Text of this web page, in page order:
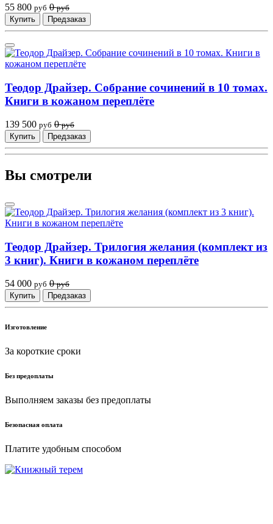
55 800 руб 0 руб
Купить
Предзаказ
Теодор Драйзер. Собрание сочинений в 10 томах.
Книги в кожаном переплёте
139 500 руб 0 руб
Купить
Предзаказ
Вы смотрели
Теодор Драйзер. Трилогия желания (комплект из
3 книг). Книги в кожаном переплёте
54 000 руб 0 руб
Купить
Предзаказ
Изготовление
За короткие сроки
Без предоплаты
Выполняем заказы без предоплаты
Безопасная оплата
Платите удобным способом